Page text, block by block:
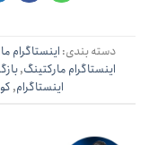
دسته بندی: اینستاگرام
اینستاگرام مارکتینگ,
اینستاگرام,